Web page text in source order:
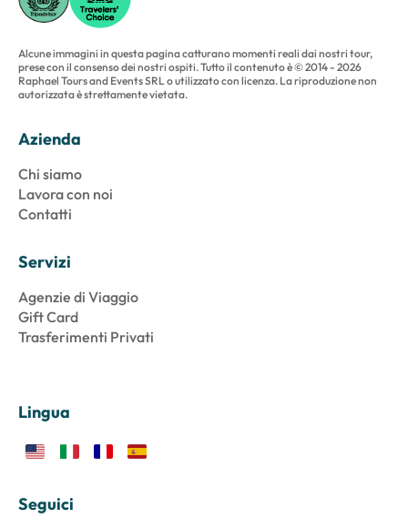
Alcune immagini in questa pagina catturano momenti reali dai nostri tour,
prese con il consenso dei nostri ospiti. Tutto il contenuto è © 2014 - 2026
Raphael Tours and Events SRL o utilizzato con licenza. La riproduzione non
autorizzata è strettamente vietata.
Azienda
Chi siamo
Lavora con noi
Contatti
Servizi
Agenzie di Viaggio
Gift Card
Trasferimenti Privati
Lingua
Seguici